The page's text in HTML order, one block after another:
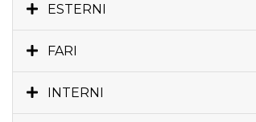
ESTERNI
FARI
INTERNI